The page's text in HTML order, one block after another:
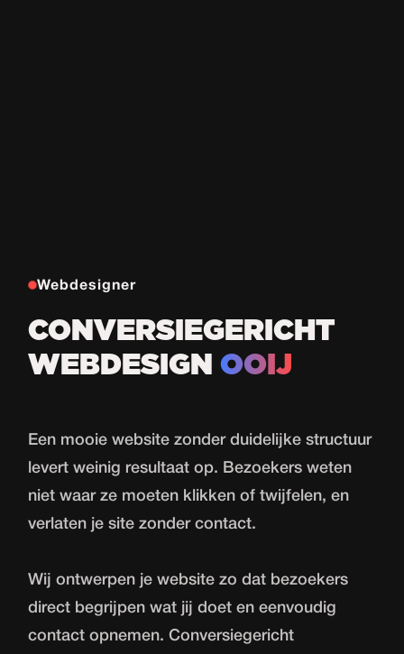
Webdesigner
CONVERSIEGERICHT
WEBDESIGNOOIJ
Een mooie website zonder duidelijke structuur
levert weinig resultaat op. Bezoekers weten
niet waar ze moeten klikken of twijfelen, en
verlaten je site zonder contact.
Wij ontwerpen je website zo dat bezoekers
direct begrijpen wat jij doet en eenvoudig
contact opnemen. Conversiegericht